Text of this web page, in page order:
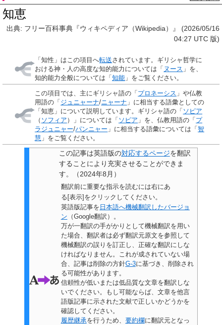
知恵
出典: フリー百科事典『ウィキペディア（Wikipedia）』 (2026/05/16
04:27 UTC 版)
「知性 」はこの項目へ転送されています。ギリシャ哲学に
おける神・人の高度な知的能力については「 ヌース 」を、
知的能力全般については「知能 」をご覧ください。
この項目では、主にギリシャ語の「 プロネーシス 」や仏教
用語の「 ジュニャーナ/ニャーナ 」に相当する語彙としての
「知恵」について説明しています。ギリシャ語の「 ソピア
（ ソフィア ）」については「 ソピア 」を、仏教用語の「 プ
ラジュニャー/パンニャー 」に相当する語彙については「智
慧 」をご覧ください。
この記事は英語版の対応するページを翻訳
することにより充実させることができま
す。
（2024年8月 ）
翻訳前に重要な指示を読むには右にあ
る[表示]をクリックしてください。
英語版記事を 日本語へ機械翻訳したバージョ
ン （Google翻訳）。
万が一翻訳の手がかりとして機械翻訳を用い
た場合、翻訳者は必ず翻訳元原文を参照して
機械翻訳の誤りを訂正し、正確な翻訳にしな
ければなりません。これが成されていない場
合、 記事は削除の方針G-3に基づき、削除され
る可能性があります。
信頼性が低いまたは低品質な文章を翻訳しな
いでください。もし可能ならば、文章を他言
語版記事に示された文献で正しいかどうかを
確認してください。
履歴継承を行うため、 要約欄に翻訳元となっ